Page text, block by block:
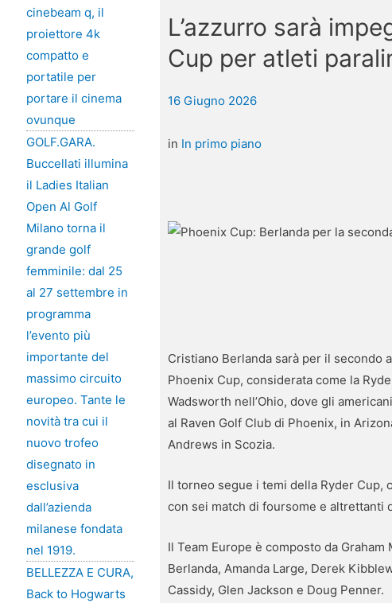
cinebeam q, il
proiettore 4k
compatto e
portatile per
portare il cinema
ovunque
GOLF.GARA.
Buccellati illumina
il Ladies Italian
Open Al Golf
Milano torna il
grande golf
femminile: dal 25
al 27 settembre in
programma
l’evento più
importante del
massimo circuito
europeo. Tante le
novità tra cui il
nuovo trofeo
disegnato in
esclusiva
dall’azienda
milanese fondata
nel 1919.
BELLEZZA E CURA,
Back to Hogwarts
L’azzurro sarà
Cup per atleti
16 Giugno 2026
in In primo piano
Cristiano Berlanda sarà per il secondo
Phoenix Cup, considerata come la
Wadsworth nell’Ohio, dove gli
al Raven Golf Club di Phoenix, in
Andrews in Scozia.
Il torneo segue i temi della Ryder
con sei match di foursome e altrettanti
Il Team Europe è composto da
Berlanda, Amanda Large, Derek
Cassidy, Glen Jackson e Doug Penner.